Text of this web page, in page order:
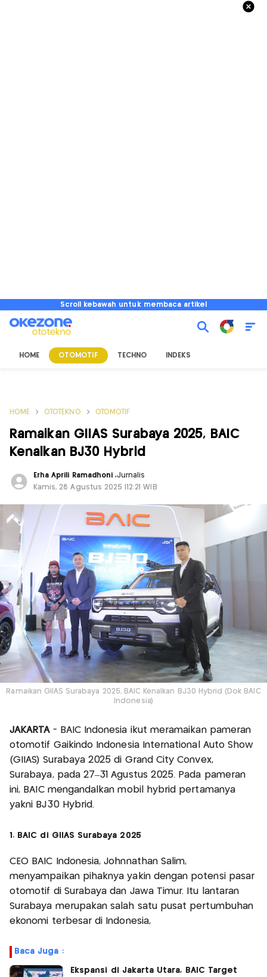
Scroll kebawah untuk membaca artikel
HOME OTOMOTIF TECHNO INDEKS
HOME OTOTEKNO OTOMOTIF
Ramaikan GIIAS Surabaya 2025, BAIC
Kenalkan BJ30 Hybrid
Erha Aprili Ramadhoni,Jurnalis
Kamis, 28 Agustus 2025 |12:21 WIB
Ramaikan GIIAS Surabaya 2025, BAIC Kenalkan BJ30 Hybrid (Dok BAIC
Indonesia)
JAKARTA- BAIC Indonesia ikut meramaikan pameran
otomotif Gaikindo Indonesia International Auto Show
(GIIAS) Surabaya 2025 di Grand City Convex,
Surabaya, pada 27–31 Agustus 2025. Pada pameran
ini, BAIC mengandalkan mobil hybrid pertamanya
yakni BJ30 Hybrid.
1. BAIC di GIIAS Surabaya 2025
CEO BAIC Indonesia, Johnnathan Salim,
menyampaikan pihaknya yakin dengan potensi pasar
otomotif di Surabaya dan Jawa Timur. Itu lantaran
Surabaya merupakan salah satu pusat pertumbuhan
ekonomi terbesar di Indonesia,
Baca Juga :
Ekspansi di Jakarta Utara, BAIC Target